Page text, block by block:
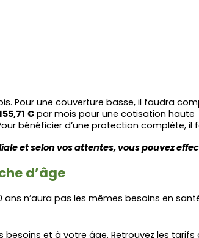
Pour une couverture basse, il faudra
€ par mois pour une cotisation haute
bénéficier d’une protection complète, il
et selon vos attentes, vous pouvez
d’âge
ans n’aura pas les mêmes besoins en
et à votre âge. Retrouvez les tarifs